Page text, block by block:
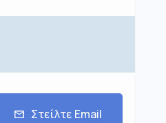
Στείλτε Email